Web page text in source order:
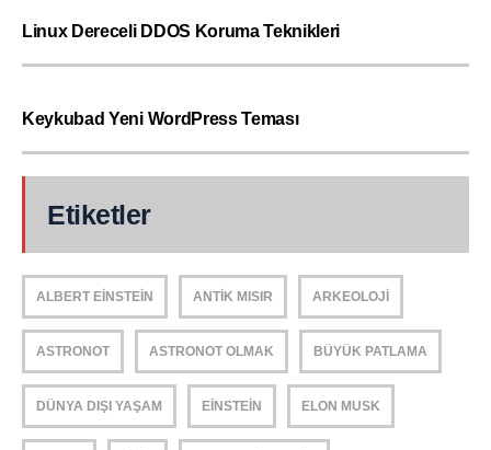
Linux Dereceli DDOS Koruma Teknikleri
Keykubad Yeni WordPress Teması
Etiketler
ALBERT EINSTEIN ANTIK MISIR ARKEOLOJI
ASTRONOT ASTRONOT OLMAK BÜYÜK PATLAMA
DÜNYA DIŞI YAŞAM EINSTEIN ELON MUSK